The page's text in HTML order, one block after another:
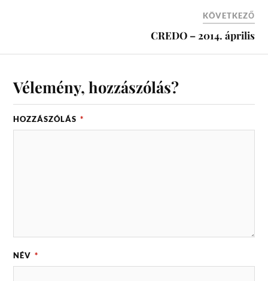
KÖVETKEZŐ
CREDO – 2014. április
Vélemény, hozzászólás?
HOZZÁSZÓLÁS *
NÉV *